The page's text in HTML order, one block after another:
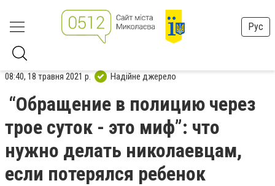
Рус
08:40, 18 травня 2021 р. Надійне джерело
“Обращение в полицию через
трое суток - это миф”: что
нужно делать николаевцам,
если потерялся ребенок